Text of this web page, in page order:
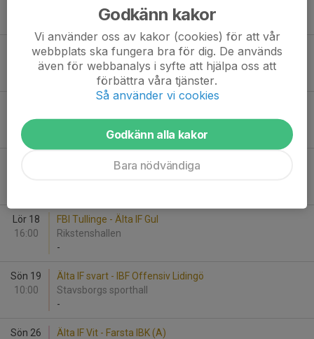
Ingarö Sporthall
Lör 11
Huddinge IBS (B) - Älta IF Gul
Glömstahallen
11:15
Skogsängshallen
FBI Tullinge - Älta IF Vit
Lör 18
16:00
FBI Tullinge - Älta IF Gul
Rikstenshallen
-
Sön 19
10:00
Älta IF svart - IBF Offensiv Lidingö
Stavsborgs sporthall
-
Sön 26
Älta IF Vit - Farsta IBK (A)
Godkänn kakor
Vi använder oss av kakor (cookies) för att vår
webbplats ska fungera bra för dig. De används
även för webbanalys i syfte att hjälpa oss att
förbättra våra tjänster.
Så använder vi cookies
Godkänn alla kakor
Bara nödvändiga